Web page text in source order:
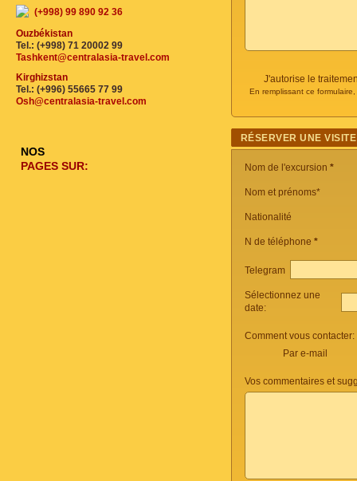
J'autorise le
En remplissant ce
RÉSERVER UNE
Nom de l'excursion *
Nom et prénoms*
Nationalité
N de téléphone *
Telegram
Sélectionnez une
date:
Comment vous contacter:
Par e-mail
Vos commentaires et
(+998) 99 890 92 36
Ouzbékistan
Tel.: (+998) 71 20002 99
Tashkent@centralasia-travel.com
Kirghizstan
Tel.: (+996) 55665 77 99
Osh@centralasia-travel.com
NOS
PAGES SUR: